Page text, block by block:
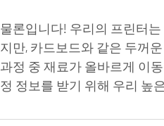
물론입니다! 우리의 프린터
지만, 카드보드와 같은 두꺼
과정 중 재료가 올바르게 이
정 정보를 받기 위해 우리 높